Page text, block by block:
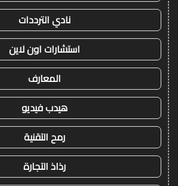
نادي الترددات
استشارات اون لاين
المعارف
هيدب فيديو
رمح التقنية
رذاذ التجارة